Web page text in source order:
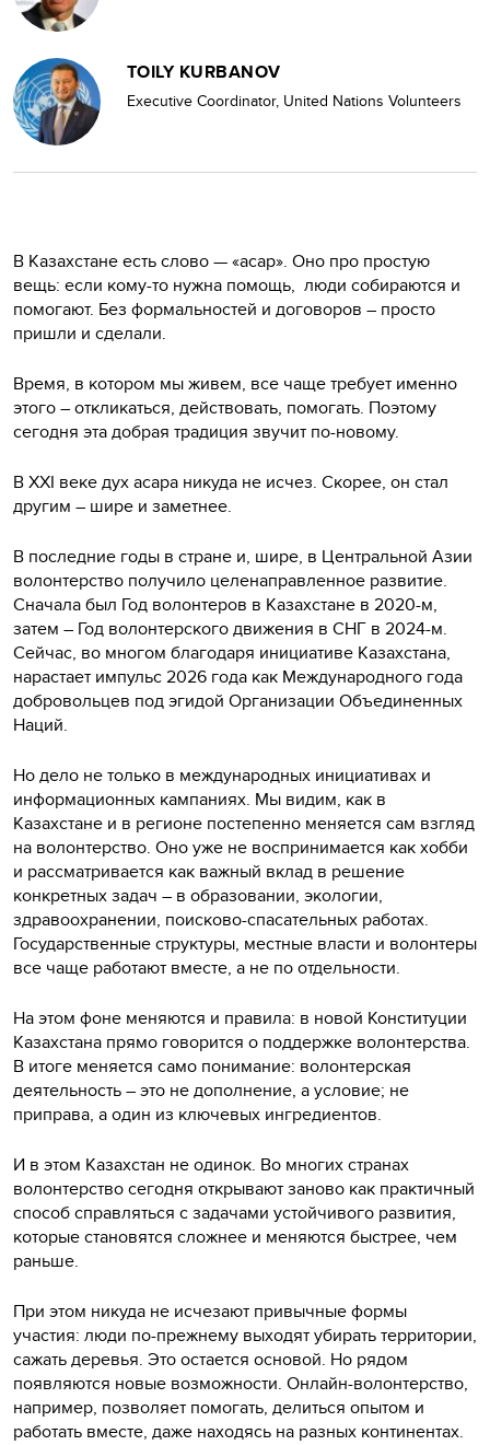
TOILY KURBANOV
Executive Coordinator, United Nations Volunteers
В Казахстане есть слово — «асар». Оно про простую
вещь: если кому-то нужна помощь, люди собираются и
помогают. Без формальностей и договоров – просто
пришли и сделали.
Время, в котором мы живем, все чаще требует именно
этого – откликаться, действовать, помогать. Поэтому
сегодня эта добрая традиция звучит по-новому.
В XXI веке дух асара никуда не исчез. Скорее, он стал
другим – шире и заметнее.
В последние годы в стране и, шире, в Центральной Азии
волонтерство получило целенаправленное развитие.
Сначала был Год волонтеров в Казахстане в 2020-м,
затем – Год волонтерского движения в СНГ в 2024-м.
Сейчас, во многом благодаря инициативе Казахстана,
нарастает импульс 2026 года как Международного года
добровольцев под эгидой Организации Объединенных
Наций.
Но дело не только в международных инициативах и
информационных кампаниях. Мы видим, как в
Казахстане и в регионе постепенно меняется сам взгляд
на волонтерство. Оно уже не воспринимается как хобби
и рассматривается как важный вклад в решение
конкретных задач – в образовании, экологии,
здравоохранении, поисково-спасательных работах.
Государственные структуры, местные власти и волонтеры
все чаще работают вместе, а не по отдельности.
На этом фоне меняются и правила: в новой Конституции
Казахстана прямо говорится о поддержке волонтерства.
В итоге меняется само понимание: волонтерская
деятельность – это не дополнение, а условие; не
приправа, а один из ключевых ингредиентов.
И в этом Казахстан не одинок. Во многих странах
волонтерство сегодня открывают заново как практичный
способ справляться с задачами устойчивого развития,
которые становятся сложнее и меняются быстрее, чем
раньше.
При этом никуда не исчезают привычные формы
участия: люди по-прежнему выходят убирать территории,
сажать деревья. Это остается основой. Но рядом
появляются новые возможности. Онлайн-волонтерство,
например, позволяет помогать, делиться опытом и
работать вместе, даже находясь на разных континентах.